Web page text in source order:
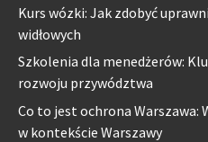
Kurs wózki: Jak zdobyć
widłowych
Szkolenia dla menedżerów:
rozwoju przywództwa
Co to jest ochrona Warszawa:
w kontekście Warszawy